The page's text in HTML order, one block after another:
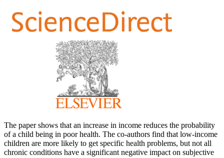
The paper shows that an increase in income reduces the probability
of a child being in poor health. The co-authors find that low-income
children are more likely to get specific health problems, but not all
chronic conditions have a significant negative impact on subjective